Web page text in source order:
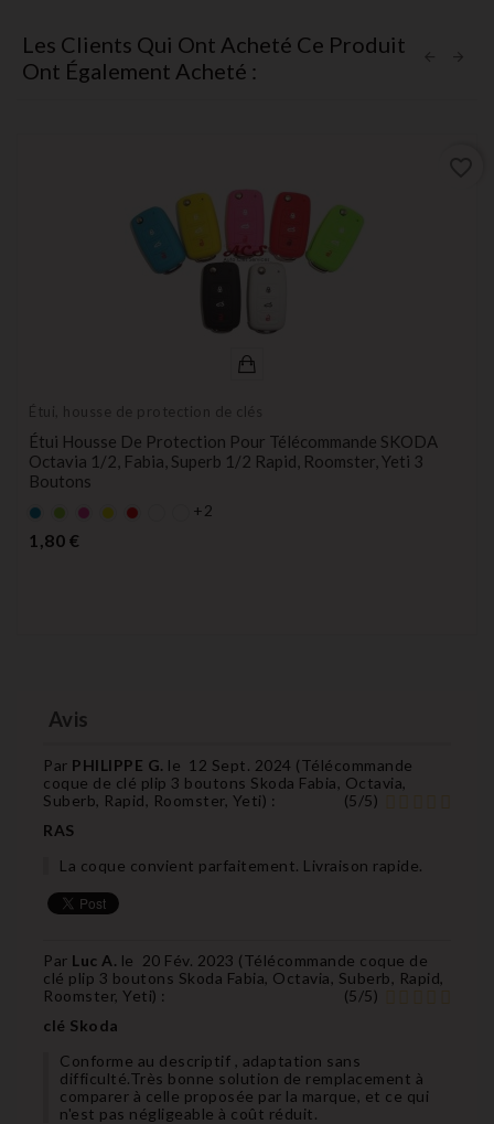
Les Clients Qui Ont Acheté Ce Produit
Ont Également Acheté :
Étui, housse de protection de clés
Étui Housse De Protection Pour Télécommande SKODA
Octavia 1/2, Fabia, Superb 1/2 Rapid, Roomster, Yeti 3
Boutons
BleuVertroseJaunerouge +2
1,80 €
Avis
Par PHILIPPE G. le 12 Sept. 2024 (Télécommande
coque de clé plip 3 boutons Skoda Fabia, Octavia,
Suberb, Rapid, Roomster, Yeti) : (5/5)
RAS
La coque convient parfaitement. Livraison rapide.
Par Luc A. le 20 Fév. 2023 (Télécommande coque de
clé plip 3 boutons Skoda Fabia, Octavia, Suberb, Rapid,
Roomster, Yeti) : (5/5)
clé Skoda
Conforme au descriptif , adaptation sans
difficulté.Très bonne solution de remplacement à
comparer à celle proposée par la marque, et ce qui
n'est pas négligeable à coût réduit.